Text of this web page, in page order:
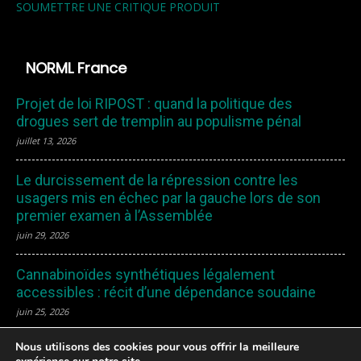
SOUMETTRE UNE CRITIQUE PRODUIT
NORML France
Projet de loi RIPOST : quand la politique des
drogues sert de tremplin au populisme pénal
juillet 13, 2026
Le durcissement de la répression contre les
usagers mis en échec par la gauche lors de son
premier examen à l’Assemblée
juin 29, 2026
Cannabinoïdes synthétiques légalement
accessibles : récit d’une dépendance soudaine
juin 25, 2026
Nous utilisons des cookies pour vous offrir la meilleure